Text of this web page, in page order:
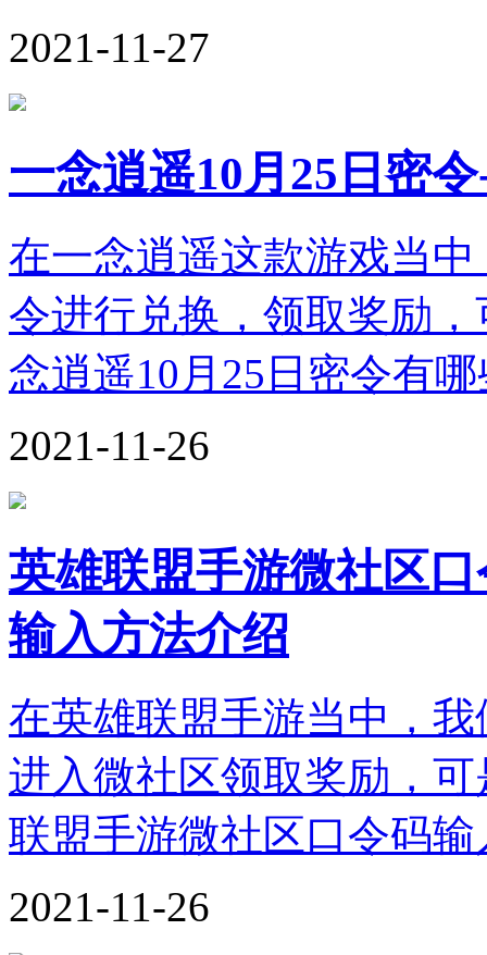
2021-11-27
一念逍遥10月25日密
在一念逍遥这款游戏当
令进行兑换，领取奖励
念逍遥10月25日密令有
2021-11-26
英雄联盟手游微社区
输入方法介绍
在英雄联盟手游当中，
进入微社区领取奖励，
联盟手游微社区口令码
2021-11-26